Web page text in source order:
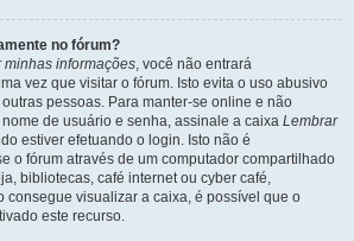
no fórum?
minhas informações, você não entrará
vez que visitar o fórum. Isto evita o uso abusivo
pessoas. Para manter-se online e não
de usuário e senha, assinale a caixa Lembrar
estiver efetuando o login. Isto não é
o fórum através de um computador compartilhado
bibliotecas, café internet ou cyber café,
consegue visualizar a caixa, é possível que o
este recurso.